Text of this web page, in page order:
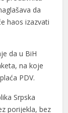
da
haos izazvati
da u BiH
na koje
PDV.
Srpska
porijekla, bez